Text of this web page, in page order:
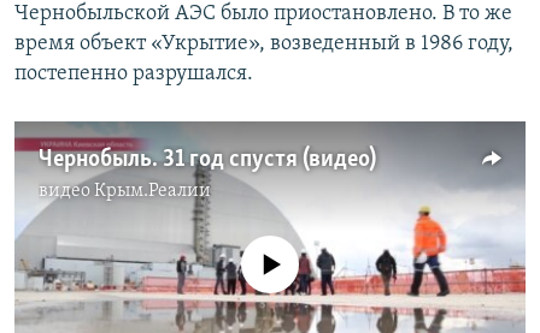
Чернобыльской АЭС было приостановлено. В то же
время объект «Укрытие», возведенный в 1986 году,
постепенно разрушался.
Чернобыль. 31 год спустя (видео)
видео Крым.Реалии
No media source currently available